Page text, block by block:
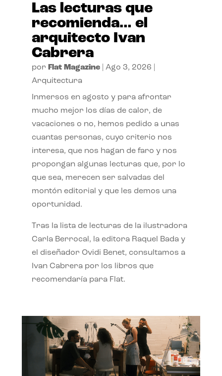
Las lecturas que
recomienda… el
arquitecto Ivan
Cabrera
por Flat Magazine| Ago 3, 2026
Arquitectura
Inmersos en agosto y para afrontar
mucho mejor los días de calor, de
vacaciones o no, hemos pedido a unas
cuantas personas, cuyo criterio nos
interesa, que nos hagan de faro y nos
propongan algunas lecturas que, por lo
que sea, merecen ser salvadas del
montón editorial y que les demos una
oportunidad.
Tras la lista de lecturas de la ilustradora
Carla Berrocal, la editora Raquel Bada y
el diseñador Ovidi Benet, consultamos a
Ivan Cabrera por los libros que
recomendaría para Flat.